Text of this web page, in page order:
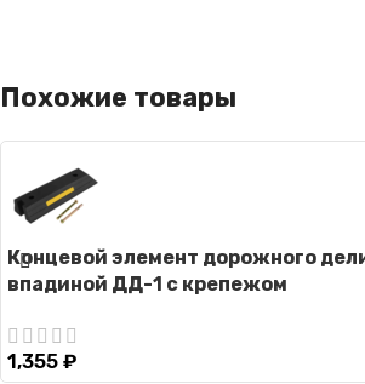
Похожие товары
Концевой элемент дорожного
впадиной ДД-1 с крепежом
1,355 ₽